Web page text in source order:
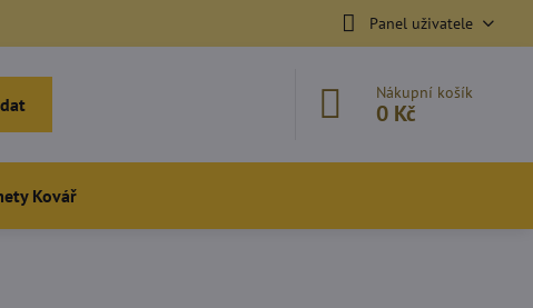
Panel uživatele
Nákupní košík
0 Kč
Kovář